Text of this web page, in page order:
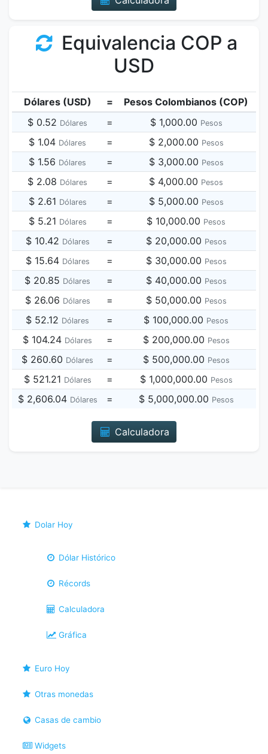
Equivalencia COP a
USD
Dólares (USD) =
Pesos Colombianos (COP)
$ 0.52 Dólares = $ 1,000.00 Pesos
$ 1.04 Dólares = $ 2,000.00 Pesos
$ 1.56 Dólares = $ 3,000.00 Pesos
$ 2.08 Dólares = $ 4,000.00 Pesos
$ 2.61 Dólares = $ 5,000.00 Pesos
$ 5.21 Dólares = $ 10,000.00 Pesos
$ 10.42 Dólares = $ 20,000.00 Pesos
$ 15.64 Dólares = $ 30,000.00 Pesos
$ 20.85 Dólares = $ 40,000.00 Pesos
$ 26.06 Dólares = $ 50,000.00 Pesos
$ 52.12 Dólares = $ 100,000.00 Pesos
$ 104.24 Dólares = $ 200,000.00 Pesos
$ 260.60 Dólares = $ 500,000.00 Pesos
$ 521.21 Dólares = $ 1,000,000.00 Pesos
$ 2,606.04 Dólares = $ 5,000,000.00 Pesos
Calculadora
Dolar Hoy
Dólar Histórico
Récords
Calculadora
Gráfica
Euro Hoy
Otras monedas
Casas de cambio
Widgets